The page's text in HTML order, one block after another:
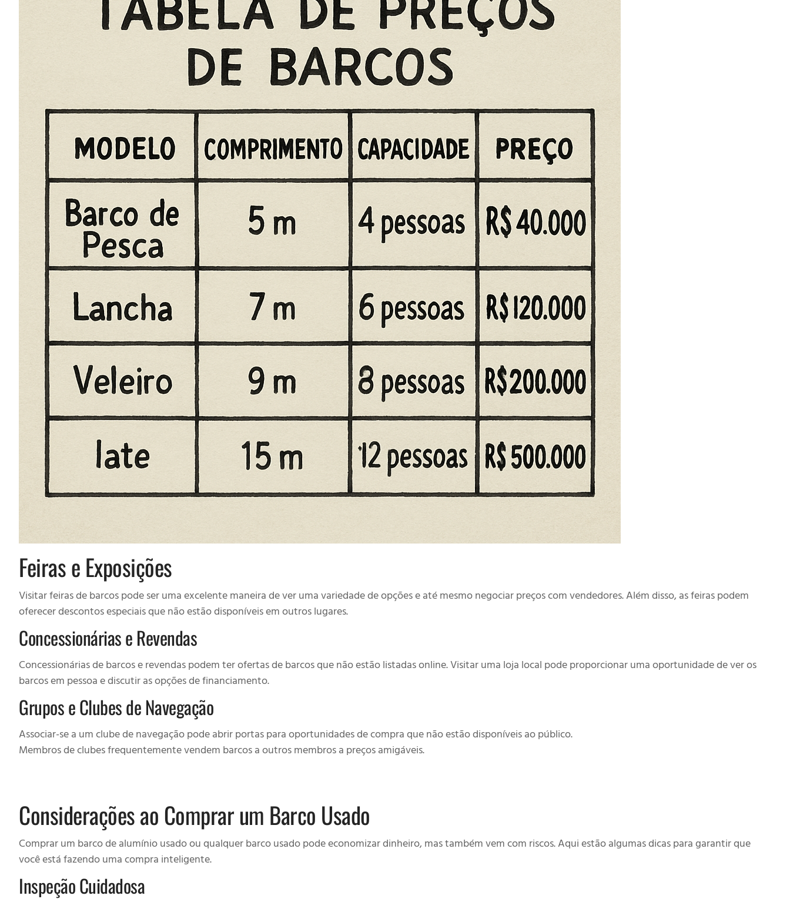
Feiras e Exposições
Visitar feiras de barcos pode ser uma excelente maneira de ver uma variedade de opções e até mesmo negociar preços com vendedores. Além disso, as feiras podem
oferecer descontos especiais que não estão disponíveis em outros lugares.
Concessionárias e Revendas
Concessionárias de barcos e revendas podem ter ofertas de barcos que não estão listadas online. Visitar uma loja local pode proporcionar uma oportunidade de ver os
barcos em pessoa e discutir as opções de financiamento.
Grupos e Clubes de Navegação
Associar-se a um clube de navegação pode abrir portas para oportunidades de compra que não estão disponíveis ao público.
Membros de clubes frequentemente vendem barcos a outros membros a preços amigáveis.
Considerações ao Comprar um Barco Usado
Comprar um barco de alumínio usado ou qualquer barco usado pode economizar dinheiro, mas também vem com riscos. Aqui estão algumas dicas para garantir que
você está fazendo uma compra inteligente.
Inspeção Cuidadosa